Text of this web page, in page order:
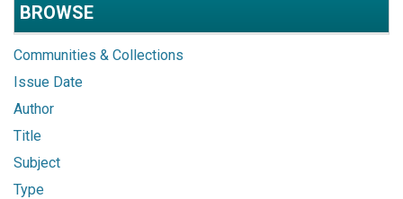
BROWSE
Communities & Collections
Issue Date
Author
Title
Subject
Type